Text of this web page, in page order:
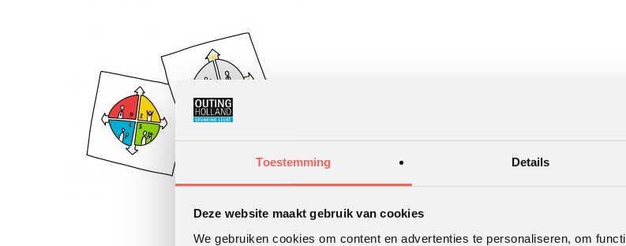
Toestemming Details
Deze website maakt gebruik van cookies
We gebruiken cookies om content en advertenties te personaliseren, om